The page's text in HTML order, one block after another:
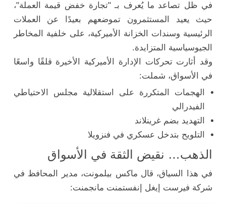
في ظل تصاعد ما يُعرف بـ "تجارة خفض قيمة العملة"،
حيث يعيد المستثمرون تموضعهم بعيدًا عن العملات
الرئيسية وسندات الخزانة الأميركية، على خلفية المخاطر
الجيوسياسية المتزايدة.
وقد أثارت تحركات الإدارة الأميركية الأخيرة قلقًا واسعًا
في الأسواق، شملت:
الهجمات المتكررة على استقلالية مجلس الاحتياطي
الفيدرالي
التهديد بضم غرينلاند
التلويح بتدخل عسكري في فنزويلا
الذهب… نقيض الثقة في الأسواق
في هذا السياق، قال ماكس بيلمونت، مدير المحافظ في
شركة فيرست إيغل إنفستمنت مانجمنت: